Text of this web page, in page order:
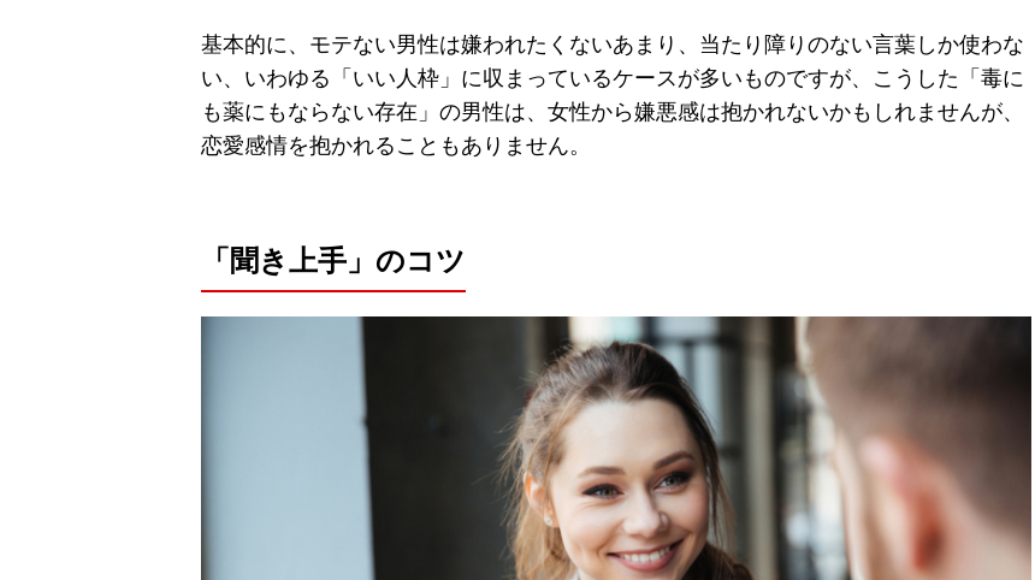
基本的に、モテない男性は嫌われたくないあまり、当たり障りのない言葉しか使わな
い、いわゆる「いい人枠」に収まっているケースが多いものですが、こうした「毒に
も薬にもならない存在」の男性は、女性から嫌悪感は抱かれないかもしれませんが、
恋愛感情を抱かれることもありません。
「聞き上手」のコツ